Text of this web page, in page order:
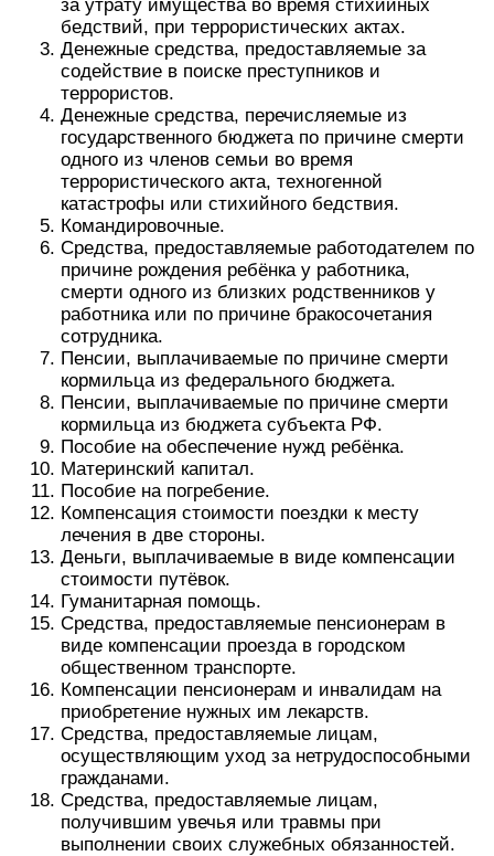
за утрату имущества во время стихийных
бедствий, при террористических актах.
Денежные средства, предоставляемые за
содействие в поиске преступников и
террористов.
Денежные средства, перечисляемые из
государственного бюджета по причине смерти
одного из членов семьи во время
террористического акта, техногенной
катастрофы или стихийного бедствия.
Командировочные.
Средства, предоставляемые работодателем по
причине рождения ребёнка у работника,
смерти одного из близких родственников у
работника или по причине бракосочетания
сотрудника.
Пенсии, выплачиваемые по причине смерти
кормильца из федерального бюджета.
Пенсии, выплачиваемые по причине смерти
кормильца из бюджета субъекта РФ.
Пособие на обеспечение нужд ребёнка.
Материнский капитал.
Пособие на погребение.
Компенсация стоимости поездки к месту
лечения в две стороны.
Деньги, выплачиваемые в виде компенсации
стоимости путёвок.
Гуманитарная помощь.
Средства, предоставляемые пенсионерам в
виде компенсации проезда в городском
общественном транспорте.
Компенсации пенсионерам и инвалидам на
приобретение нужных им лекарств.
Средства, предоставляемые лицам,
осуществляющим уход за нетрудоспособными
гражданами.
Средства, предоставляемые лицам,
получившим увечья или травмы при
выполнении своих служебных обязанностей.